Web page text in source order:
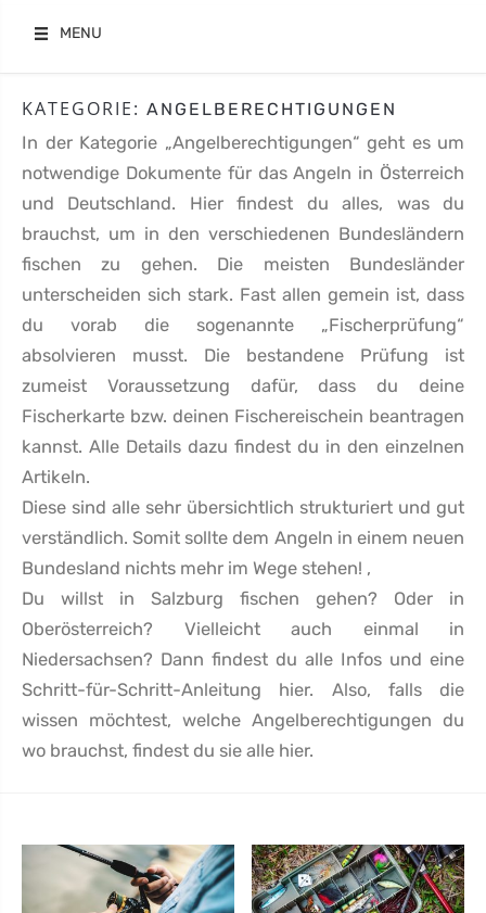
MENU
KATEGORIE: ANGELBERECHTIGUNGEN
In der Kategorie „Angelberechtigungen“ geht es um
notwendige Dokumente für das Angeln in Österreich
und Deutschland. Hier findest du alles, was du
brauchst, um in den verschiedenen Bundesländern
fischen zu gehen. Die meisten Bundesländer
unterscheiden sich stark. Fast allen gemein ist, dass
du vorab die sogenannte „Fischerprüfung“
absolvieren musst. Die bestandene Prüfung ist
zumeist Voraussetzung dafür, dass du deine
Fischerkarte bzw. deinen Fischereischein beantragen
kannst. Alle Details dazu findest du in den einzelnen
Artikeln.
Diese sind alle sehr übersichtlich strukturiert und gut
verständlich. Somit sollte dem Angeln in einem neuen
Bundesland nichts mehr im Wege stehen! ,
Du willst in Salzburg fischen gehen? Oder in
Oberösterreich? Vielleicht auch einmal in
Niedersachsen? Dann findest du alle Infos und eine
Schritt-für-Schritt-Anleitung hier. Also, falls die
wissen möchtest, welche Angelberechtigungen du
wo brauchst, findest du sie alle hier.